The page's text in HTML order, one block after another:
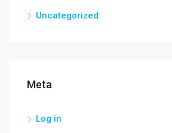
Uncategorized
Meta
Log in